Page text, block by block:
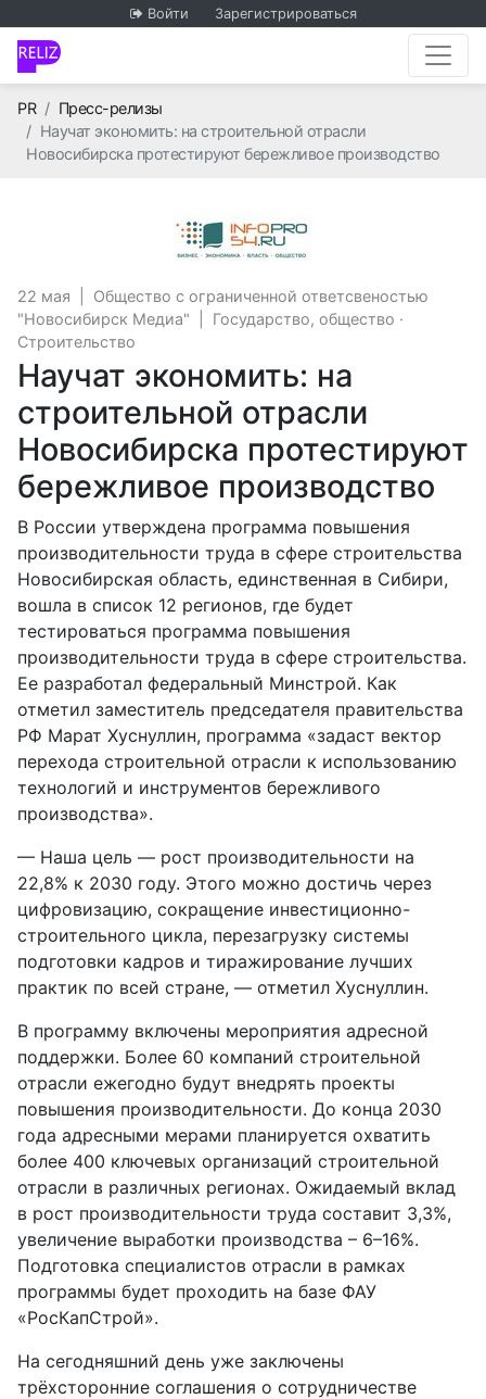
Войти Зарегистрироваться
PRГлавная
Пресс-релизы
Научат экономить: на строительной отрасли
Новосибирска протестируют бережливое производство
22 мая
Общество с ограниченной ответсвеностью
"Новосибирск Медиа"
Государство, общество ·
Строительство
Научат экономить: на
строительной отрасли
Новосибирска протестируют
бережливое производство
В России утверждена программа повышения
производительности труда в сфере строительства
Новосибирская область, единственная в Сибири,
вошла в список 12 регионов, где будет
тестироваться программа повышения
производительности труда в сфере строительства.
Ее разработал федеральный Минстрой. Как
отметил заместитель председателя правительства
РФ Марат Хуснуллин, программа «задаст вектор
перехода строительной отрасли к использованию
технологий и инструментов бережливого
производства».
— Наша цель — рост производительности на
22,8% к 2030 году. Этого можно достичь через
цифровизацию, сокращение инвестиционно-
строительного цикла, перезагрузку системы
подготовки кадров и тиражирование лучших
практик по всей стране, — отметил Хуснуллин.
В программу включены мероприятия адресной
поддержки. Более 60 компаний строительной
отрасли ежегодно будут внедрять проекты
повышения производительности. До конца 2030
года адресными мерами планируется охватить
более 400 ключевых организаций строительной
отрасли в различных регионах. Ожидаемый вклад
в рост производительности труда составит 3,3%,
увеличение выработки производства – 6–16%.
Подготовка специалистов отрасли в рамках
программы будет проходить на базе ФАУ
«РосКапСтрой».
На сегодняшний день уже заключены
трёхсторонние соглашения о сотрудничестве